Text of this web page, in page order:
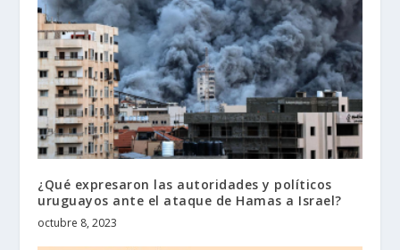
¿Qué expresaron las autoridades y políticos
uruguayos ante el ataque de Hamas a Israel?
octubre 8, 2023